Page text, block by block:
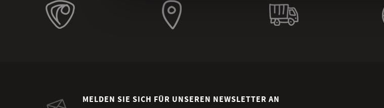
MELDEN SIE SICH FÜR UNSEREN NEWSLETTER AN